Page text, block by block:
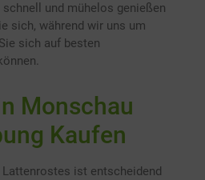
schnell und mühelos genießen
sich, während wir uns um
sich auf besten
Monschau
Kaufen
ist entscheidend